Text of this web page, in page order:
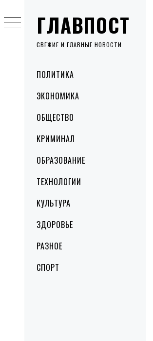
ГЛАВПОСТ
СВЕЖИЕ И ГЛАВНЫЕ НОВОСТИ
MenuПОЛИТИКА
ЭКОНОМИКА
ОБЩЕСТВО
КРИМИНАЛ
ОБРАЗОВАНИЕ
ТЕХНОЛОГИИ
КУЛЬТУРА
ЗДОРОВЬЕ
РАЗНОЕ
СПОРТ
to
content